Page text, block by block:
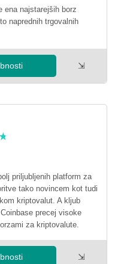
ena najstarejših borz
naprednih trgovalnih
⇲
priljubljenih platform za
tako novincem kot tudi
kriptovalut. A kljub
precej visoke
za kriptovalute.
⇲